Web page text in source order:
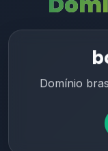
Domínio